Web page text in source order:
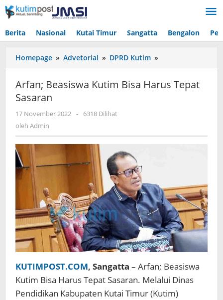
Lewati
ke
Berita Nasional Kutai Timur Sangatta Bengalon
Homepage » Advetorial » DPRD Kutim »
Beasiswa
Bisa
Arfan; Beasiswa Kutim Bisa Harus Tepat
Sasaran
17 November 2022 oleh
-
6318 Dilihat
oleh Admin
KUTIMPOST.COM, Sangatta – Arfan; Beasiswa
Kutim Bisa Harus Tepat Sasaran. Melalui Dinas
Pendidikan Kabupaten Kutai Timur (Kutim)